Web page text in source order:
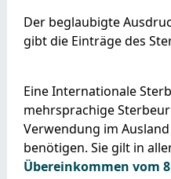
Der beglaubigte
gibt die Einträge des
Eine Internationale
mehrsprachige
Verwendung im
benötigen. Sie gilt in
Übereinkommen vom